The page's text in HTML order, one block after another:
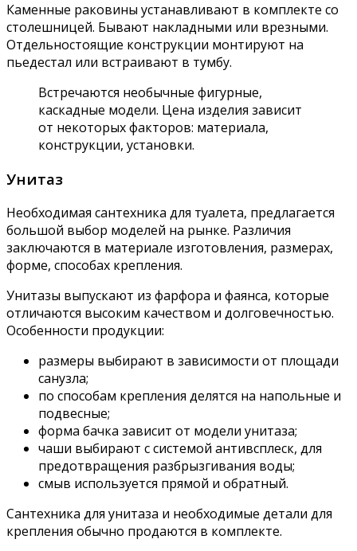
Каменные раковины устанавливают в комплекте со
столешницей. Бывают накладными или врезными.
Отдельностоящие конструкции монтируют на
пьедестал или встраивают в тумбу.
Встречаются необычные фигурные,
каскадные модели. Цена изделия зависит
от некоторых факторов: материала,
конструкции, установки.
Унитаз
Необходимая сантехника для туалета, предлагается
большой выбор моделей на рынке. Различия
заключаются в материале изготовления, размерах,
форме, способах крепления.
Унитазы выпускают из фарфора и фаянса, которые
отличаются высоким качеством и долговечностью.
Особенности продукции:
размеры выбирают в зависимости от площади
санузла;
по способам крепления делятся на напольные и
подвесные;
форма бачка зависит от модели унитаза;
чаши выбирают с системой антивсплеск, для
предотвращения разбрызгивания воды;
смыв используется прямой и обратный.
Сантехника для унитаза и необходимые детали для
крепления обычно продаются в комплекте.